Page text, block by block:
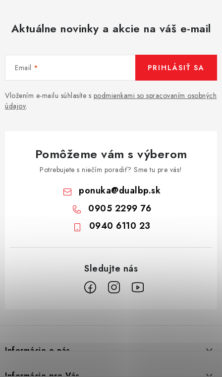
Aktuálne novinky a akcie na váš e-mail
Email
Vložením e-mailu súhlasíte s podmienkami so spracovaním osobných
údajov.
PRIHLÁSIŤ SA
Pomôžeme vám s výberom
Potrebujete s niečím poradiť? Sme tu pre vás!
ponuka@dualbp.sk
0905 2299 76
0940 6110 23
pInformácie o nás
Prečo DUAL BP